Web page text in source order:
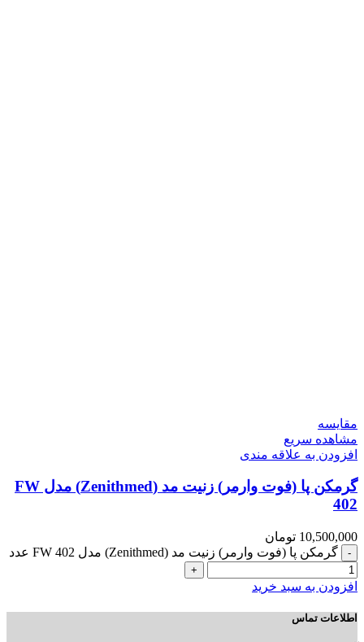
مقایسه
مشاهده سریع
افزودن به علاقه مندی
گرمکن پا (فوت وارمر) زنیت مد (Zenithmed) مدل FW
402
10,500,000 تومان
گرمکن پا (فوت وارمر) زنیت مد (Zenithmed) مدل FW 402 عدد
افزودن به سبد خرید
اطلاعات تماس